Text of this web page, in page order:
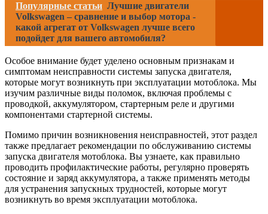
Популярные статьи Лучшие двигатели
Volkswagen – сравнение и выбор мотора -
какой агрегат от Volkswagen лучше всего
подойдет для вашего автомобиля?
Особое внимание будет уделено основным признакам и
симптомам неисправности системы запуска двигателя,
которые могут возникнуть при эксплуатации мотоблока. Мы
изучим различные виды поломок, включая проблемы с
проводкой, аккумулятором, стартерным реле и другими
компонентами стартерной системы.
Помимо причин возникновения неисправностей, этот раздел
также предлагает рекомендации по обслуживанию системы
запуска двигателя мотоблока. Вы узнаете, как правильно
проводить профилактические работы, регулярно проверять
состояние и заряд аккумулятора, а также применять методы
для устранения запускных трудностей, которые могут
возникнуть во время эксплуатации мотоблока.